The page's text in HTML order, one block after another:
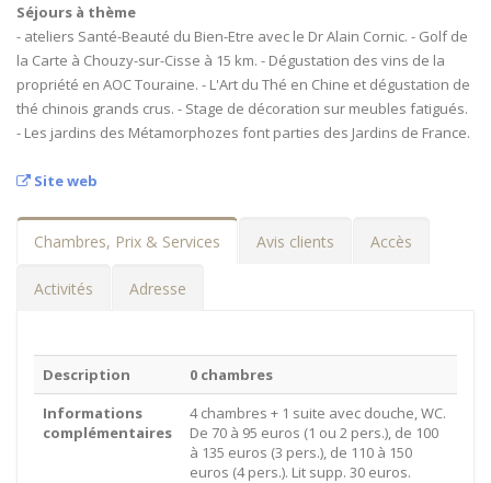
Séjours à thème
- ateliers Santé-Beauté du Bien-Etre avec le Dr Alain Cornic. - Golf de
la Carte à Chouzy-sur-Cisse à 15 km. - Dégustation des vins de la
propriété en AOC Touraine. - L'Art du Thé en Chine et dégustation de
thé chinois grands crus. - Stage de décoration sur meubles fatigués.
- Les jardins des Métamorphozes font parties des Jardins de France.
Site web
Chambres, Prix & Services Avis clients Accès
Activités Adresse
Description
0 chambres
Informations
complémentaires
4 chambres + 1 suite avec douche, WC.
De 70 à 95 euros (1 ou 2 pers.), de 100
à 135 euros (3 pers.), de 110 à 150
euros (4 pers.). Lit supp. 30 euros.